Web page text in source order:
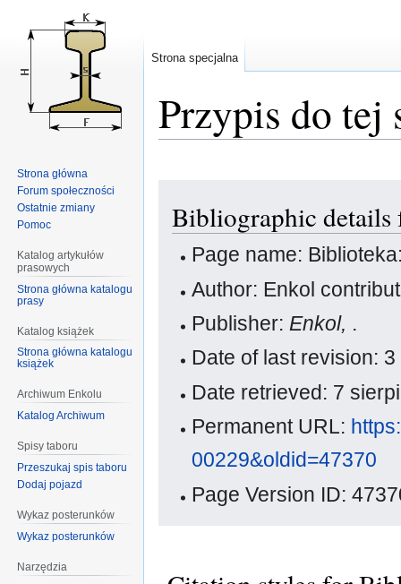
Przypis do tej
nawigacji
wyszukiwania
Bibliographic
Page name:
Author: Enkol
Publisher: Enkol, .
Date of last revision:
Date retrieved: 7
Permanent URL:
00229&oldid=47370
Page Version ID:
Strona specjalna
Strona główna
Forum społeczności
Ostatnie zmiany
Pomoc
Katalog artykułów
prasowych
Strona główna katalogu
prasy
Katalog książek
Strona główna katalogu
książek
Archiwum Enkolu
Katalog Archiwum
Spisy taboru
Przeszukaj spis taboru
Dodaj pojazd
Wykaz posterunków
Wykaz posterunków
Narzędzia